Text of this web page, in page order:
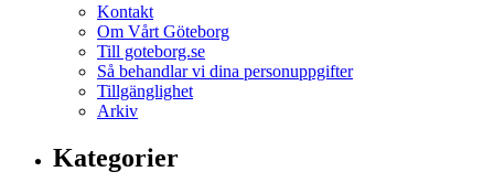
Kontakt
Om Vårt Göteborg
Till goteborg.se
Så behandlar vi dina personuppgifter
Tillgänglighet
Arkiv
Kategorier